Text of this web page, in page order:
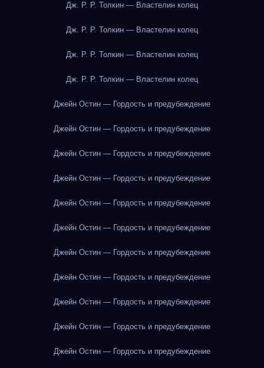
Дж. Р. Р. Толкин — Властелин колец
Дж. Р. Р. Толкин — Властелин колец
Дж. Р. Р. Толкин — Властелин колец
Дж. Р. Р. Толкин — Властелин колец
Джейн Остин — Гордость и предубеждение
Джейн Остин — Гордость и предубеждение
Джейн Остин — Гордость и предубеждение
Джейн Остин — Гордость и предубеждение
Джейн Остин — Гордость и предубеждение
Джейн Остин — Гордость и предубеждение
Джейн Остин — Гордость и предубеждение
Джейн Остин — Гордость и предубеждение
Джейн Остин — Гордость и предубеждение
Джейн Остин — Гордость и предубеждение
Джейн Остин — Гордость и предубеждение